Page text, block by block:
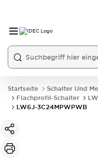
Startseite Schalter Und
Flachprofil-Schalter
LW6J-3C24MPWPWB